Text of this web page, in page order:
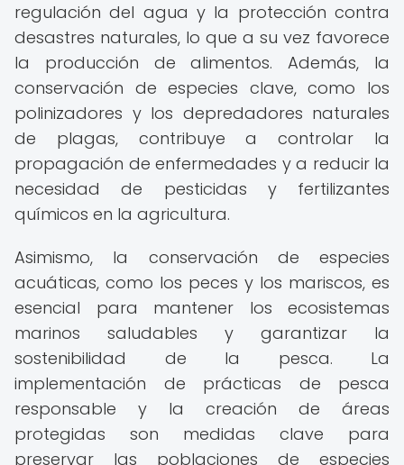
regulación del agua y la protección contra
desastres naturales, lo que a su vez favorece
la producción de alimentos. Además, la
conservación de especies clave, como los
polinizadores y los depredadores naturales
de plagas, contribuye a controlar la
propagación de enfermedades y a reducir la
necesidad de pesticidas y fertilizantes
químicos en la agricultura.
Asimismo, la conservación de especies
acuáticas, como los peces y los mariscos, es
esencial para mantener los ecosistemas
marinos saludables y garantizar la
sostenibilidad de la pesca. La
implementación de prácticas de pesca
responsable y la creación de áreas
protegidas son medidas clave para
preservar las poblaciones de especies